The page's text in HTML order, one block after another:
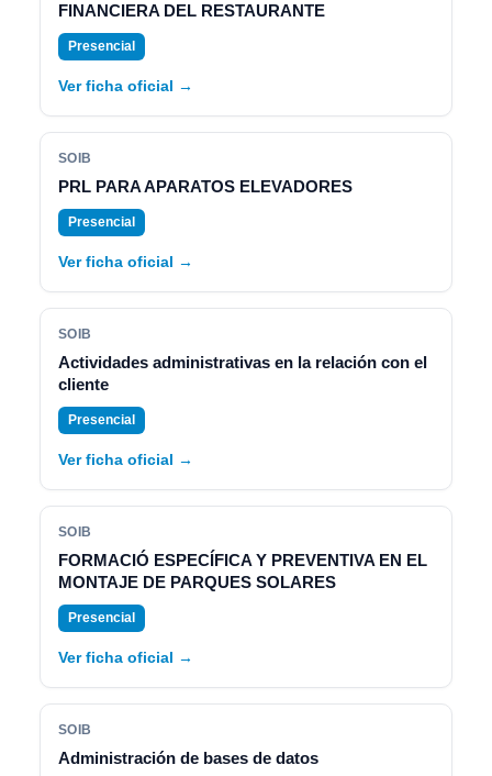
FINANCIERA DEL RESTAURANTE
Presencial
Ver ficha oficial →
SOIB
PRL PARA APARATOS ELEVADORES
Presencial
Ver ficha oficial →
SOIB
Actividades administrativas en la relación con el
cliente
Presencial
Ver ficha oficial →
SOIB
FORMACIÓ ESPECÍFICA Y PREVENTIVA EN EL
MONTAJE DE PARQUES SOLARES
Presencial
Ver ficha oficial →
SOIB
Administración de bases de datos